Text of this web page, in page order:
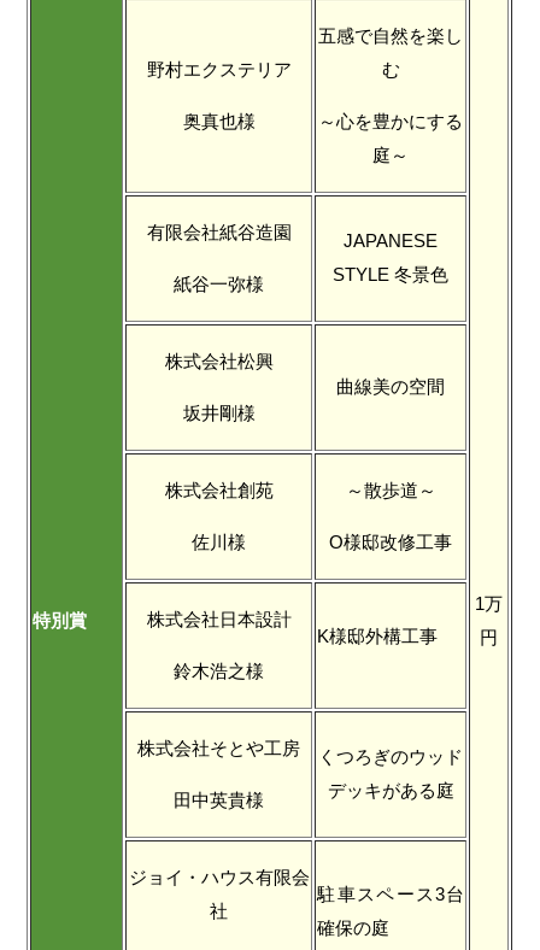
特別賞
1万
円
野村エクステリア
奥真也様
五感で自然を楽し
む
～心を豊かにする
庭～
有限会社紙谷造園
紙谷一弥様
JAPANESE
STYLE 冬景色
株式会社松興
坂井剛様
曲線美の空間
株式会社創苑
佐川様
～散歩道～
O様邸改修工事
株式会社日本設計
鈴木浩之様
K様邸外構工事
株式会社そとや工房
田中英貴様
くつろぎのウッド
デッキがある庭
ジョイ・ハウス有限会
社
駐車スペース3台
確保の庭